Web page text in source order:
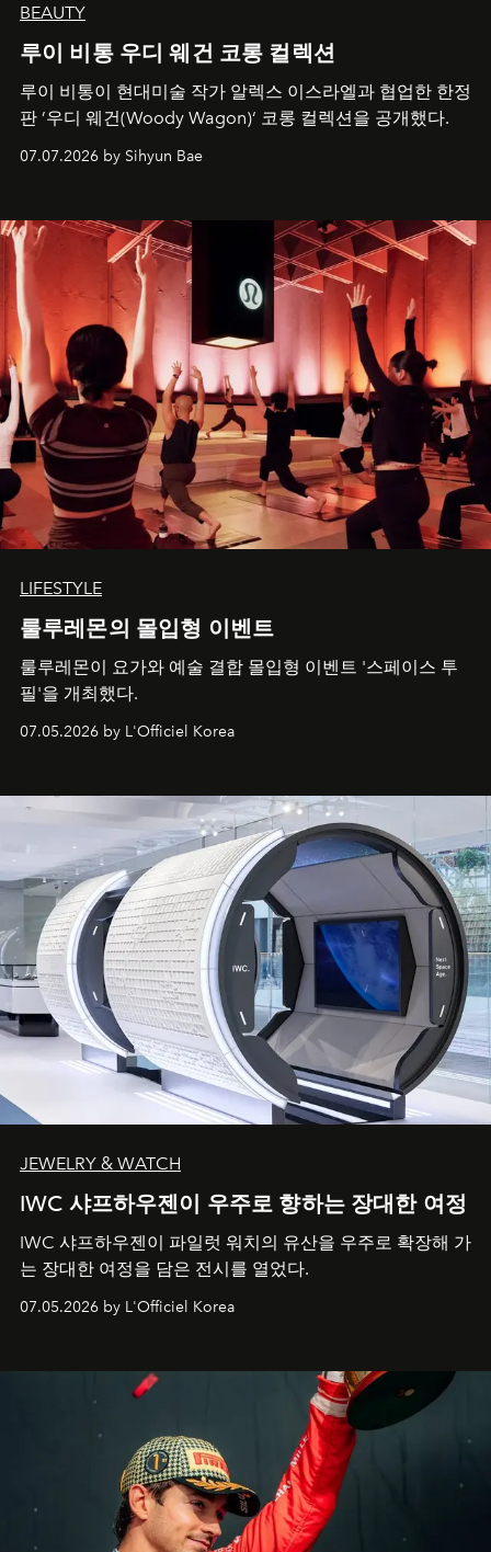
BEAUTY
루이 비통 우디 웨건 코롱 컬렉션
루이 비통이 현대미술 작가 알렉스 이스라엘과 협업한 한정
판 ’우디 웨건(Woody Wagon)‘ 코롱 컬렉션을 공개했다.
07.07.2026 by Sihyun Bae
LIFESTYLE
룰루레몬의 몰입형 이벤트
룰루레몬이 요가와 예술 결합 몰입형 이벤트 '스페이스 투
필'을 개최했다.
07.05.2026 by L'Officiel Korea
JEWELRY & WATCH
IWC 샤프하우젠이 우주로 향하는 장대한 여정
IWC 샤프하우젠이 파일럿 워치의 유산을 우주로 확장해 가
는 장대한 여정을 담은 전시를 열었다.
07.05.2026 by L'Officiel Korea